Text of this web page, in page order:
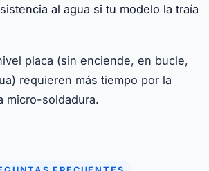
al agua si tu modelo la traía
placa (sin enciende, en bucle,
requieren más tiempo por la
micro-soldadura.